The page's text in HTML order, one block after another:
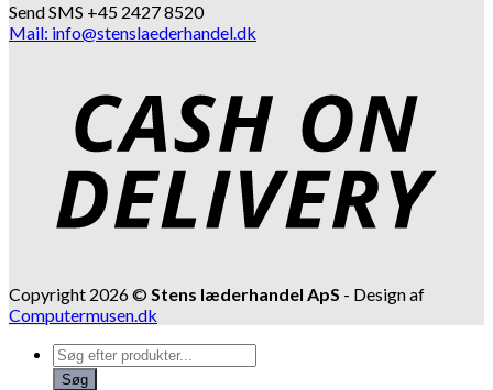
Send SMS +45 2427 8520
Mail: info@stenslaederhandel.dk
Copyright 2026 © Stens læderhandel ApS - Design af
Computermusen.dk
Products
search
Søg